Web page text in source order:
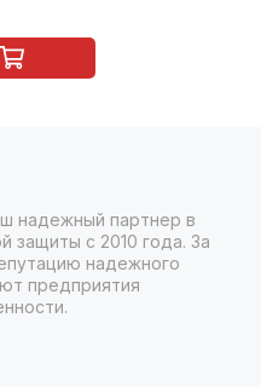
надежный партнер в
защиты с 2010 года. За
надежного
предприятия